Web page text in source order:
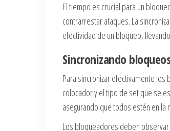
El tiempo es crucial para un
contrarrestar ataques. La
efectividad de un bloqueo,
Sincronizando
Para sincronizar efectivamente
colocador y el tipo de set que se
asegurando que todos estén en la
Los bloqueadores deben